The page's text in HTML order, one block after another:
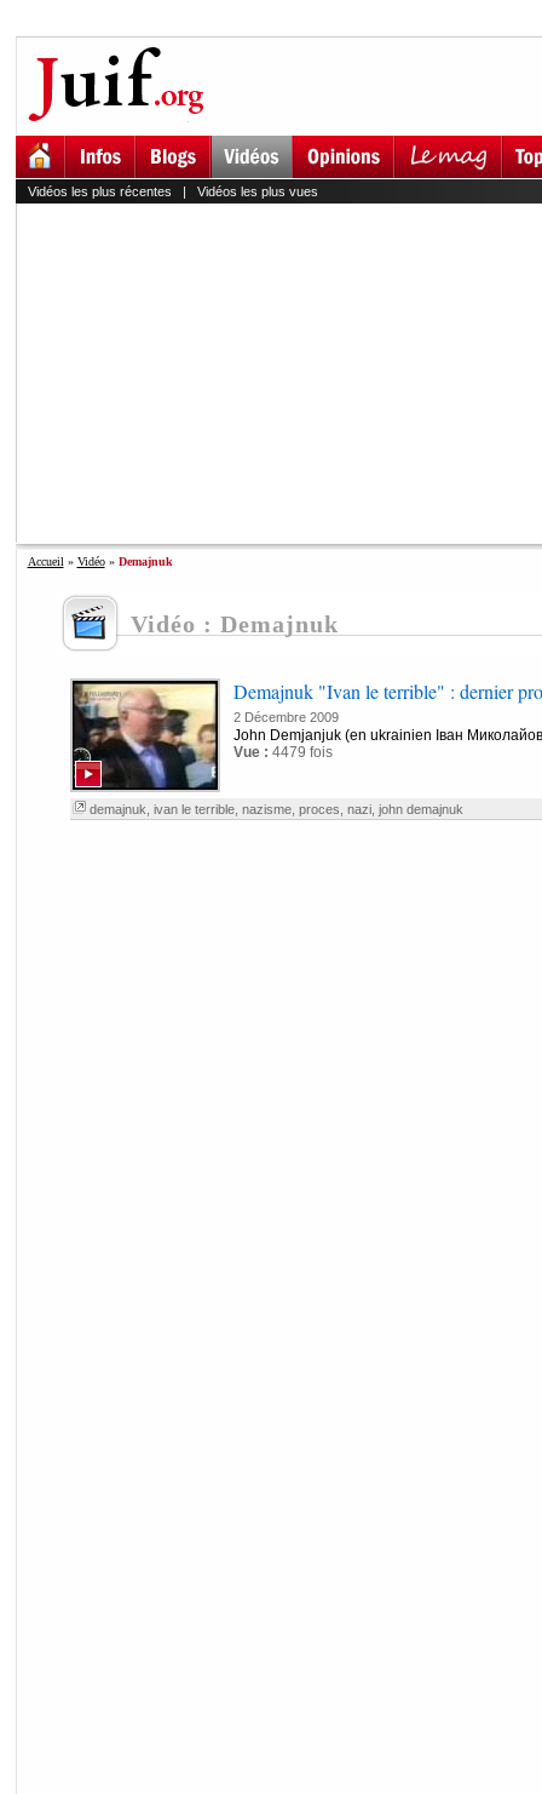
Vidéos les plus récentes | Vidéos les plus vues
Accueil » Vidéo» Demajnuk
Vidéo : Demajnuk
Demajnuk "Ivan le terrible" : dernier
2 Décembre 2009
John Demjanjuk (en ukrainien Іван
Vue : 4479 fois
demajnuk ivan le terrible, nazisme, proces nazi, john demajnuk